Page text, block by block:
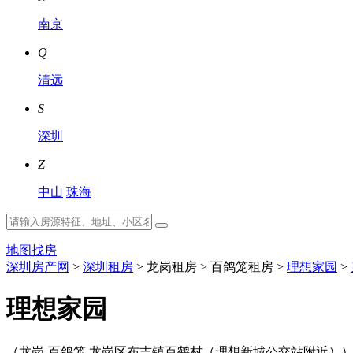
南京
Q
清远
S
深圳
Z
中山 珠海
地图找房
深圳房产网 > 深圳租房 > 龙岗租房 > 百鸽笼租房 > 理想家园 >
理想家园